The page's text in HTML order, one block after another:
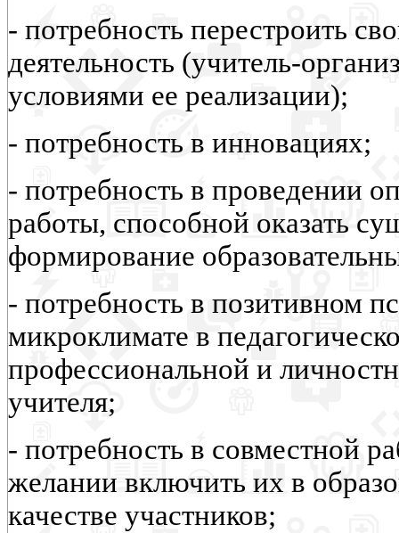
- потребность перестроить
деятельность (учитель-
условиями ее реализации);
- потребность в инновациях;
- потребность в проведении
работы, способной оказать
формирование
- потребность в позитивном
микроклимате в
профессиональной и
учителя;
- потребность в совместной
желании включить их в
качестве участников;